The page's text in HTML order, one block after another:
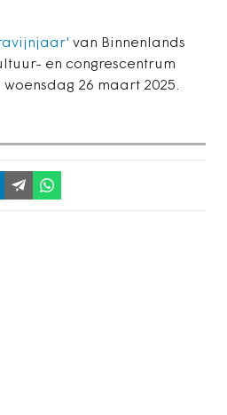
van Binnenlands
en congrescentrum
26 maart 2025.